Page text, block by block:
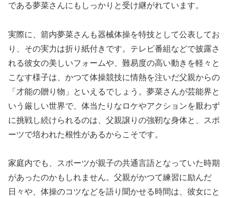
である夢菜さんにもしっかりと受け継がれています。
実際に、箭内夢菜さんも器械体操を特技として公表してお
り、その実力は折り紙付きです。テレビ番組などで披露さ
れる彼女の美しいフォームや、難易度の高い動きを軽々と
こなす様子は、かつて体操競技に情熱を注いだ父親からの
「才能の贈り物」といえるでしょう。夢菜さんが芸能界と
いう厳しい世界で、体当たりなロケやアクションを厭わず
に挑戦し続けられるのは、父親譲りの強靭な身体と、スポ
ーツで培われた根性があるからこそです。
家庭内でも、スポーツが親子の共通言語となっていた時期
があったのかもしれません。父親がかつて練習に励んだ
日々や、体操のコツなどを語り聞かせる時間は、彼女にと